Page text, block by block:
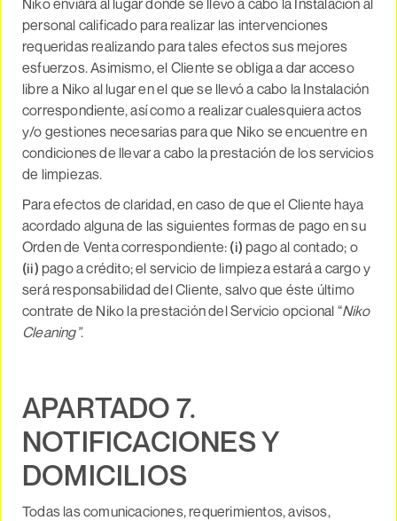
Niko enviará al lugar donde se llevó a cabo la Instalación al
personal calificado para realizar las intervenciones
requeridas realizando para tales efectos sus mejores
esfuerzos. Asimismo, el Cliente se obliga a dar acceso
libre a Niko al lugar en el que se llevó a cabo la Instalación
correspondiente, así como a realizar cualesquiera actos
y/o gestiones necesarias para que Niko se encuentre en
condiciones de llevar a cabo la prestación de los servicios
de limpiezas.
Para efectos de claridad, en caso de que el Cliente haya
acordado alguna de las siguientes formas de pago en su
Orden de Venta correspondiente: (i) pago al contado; o
(ii) pago a crédito; el servicio de limpieza estará a cargo y
será responsabilidad del Cliente, salvo que éste último
contrate de Niko la prestación del Servicio opcional “Niko
Cleaning”.
APARTADO 7.
NOTIFICACIONES Y
DOMICILIOS
Todas las comunicaciones, requerimientos, avisos,